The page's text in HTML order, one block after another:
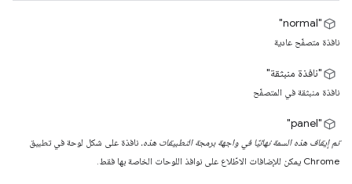
"normal"
نافذة متصفّح عادية
"نافذة منبثقة"
نافذة منبثقة في المتصفّح
"panel"
تم إيقاف هذه السمة نهائيًا في واجهة برمجة التطبيقات هذه. نافذة على شكل لوحة في تطبيق
Chrome يمكن للإضافات الاطّلاع على نوافذ اللوحات الخاصة بها فقط.